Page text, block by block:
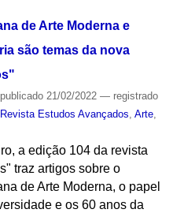
de Arte Moderna e
são temas da nova
publicado21/02/2022 — registrado
Revista Estudos Avançados, Arte,
a edição 104 da revista
traz artigos sobre o
de Arte Moderna, o papel
e os 60 anos da